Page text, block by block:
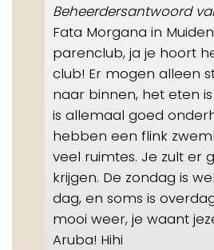
Beheerdersantwoord
Fata Morgana in
parenclub, ja je hoort
club! Er mogen alleen
naar binnen, het eten
is allemaal goed
hebben een flink
veel ruimtes. Je zult er
krijgen. De zondag is
dag, en soms is
mooi weer, je waant
Aruba! Hihi